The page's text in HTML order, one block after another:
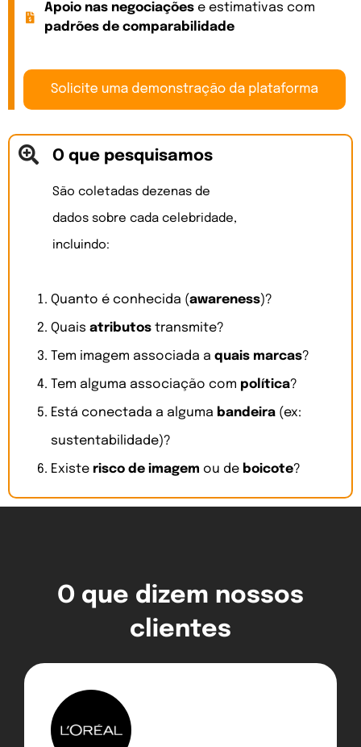
Apoio nas negociaçõese estimativas com
padrões de comparabilidade
O que pesquisamos
São coletadas dezenas de
dados sobre cada celebridade,
incluindo:
Quanto é conhecida (awareness)?
Quais atributos transmite?
Tem imagem associada a quais marcas?
Tem alguma associação com política?
Está conectada a alguma bandeira (ex:
sustentabilidade)?
Existe risco de imagem ou de boicote?
O que dizem nossos
clientes